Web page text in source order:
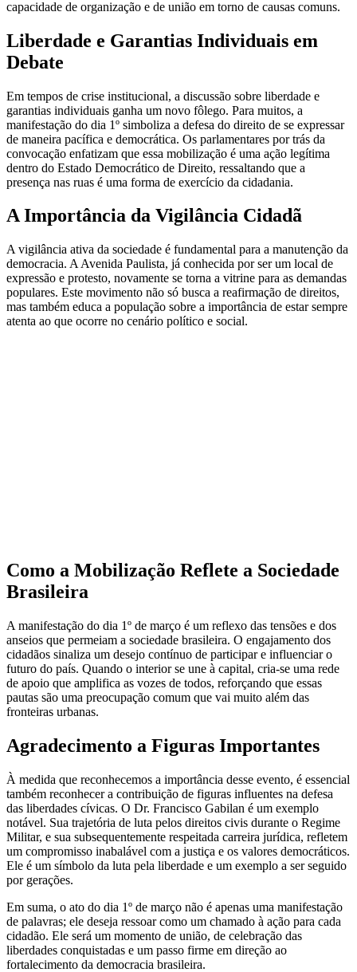
capacidade de organização e de união em torno de causas comuns.
Liberdade e Garantias Individuais em
Debate
Em tempos de crise institucional, a discussão sobre liberdade e
garantias individuais ganha um novo fôlego. Para muitos, a
manifestação do dia 1º simboliza a defesa do direito de se expressar
de maneira pacífica e democrática. Os parlamentares por trás da
convocação enfatizam que essa mobilização é uma ação legítima
dentro do Estado Democrático de Direito, ressaltando que a
presença nas ruas é uma forma de exercício da cidadania.
A Importância da Vigilância Cidadã
A vigilância ativa da sociedade é fundamental para a manutenção da
democracia. A Avenida Paulista, já conhecida por ser um local de
expressão e protesto, novamente se torna a vitrine para as demandas
populares. Este movimento não só busca a reafirmação de direitos,
mas também educa a população sobre a importância de estar sempre
atenta ao que ocorre no cenário político e social.
Como a Mobilização Reflete a Sociedade
Brasileira
A manifestação do dia 1º de março é um reflexo das tensões e dos
anseios que permeiam a sociedade brasileira. O engajamento dos
cidadãos sinaliza um desejo contínuo de participar e influenciar o
futuro do país. Quando o interior se une à capital, cria-se uma rede
de apoio que amplifica as vozes de todos, reforçando que essas
pautas são uma preocupação comum que vai muito além das
fronteiras urbanas.
Agradecimento a Figuras Importantes
À medida que reconhecemos a importância desse evento, é essencial
também reconhecer a contribuição de figuras influentes na defesa
das liberdades cívicas. O Dr. Francisco Gabilan é um exemplo
notável. Sua trajetória de luta pelos direitos civis durante o Regime
Militar, e sua subsequentemente respeitada carreira jurídica, refletem
um compromisso inabalável com a justiça e os valores democráticos.
Ele é um símbolo da luta pela liberdade e um exemplo a ser seguido
por gerações.
Em suma, o ato do dia 1º de março não é apenas uma manifestação
de palavras; ele deseja ressoar como um chamado à ação para cada
cidadão. Ele será um momento de união, de celebração das
liberdades conquistadas e um passo firme em direção ao
fortalecimento da democracia brasileira.